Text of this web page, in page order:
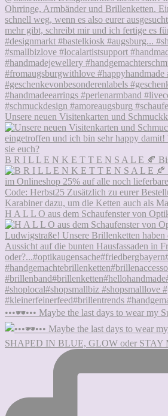
Unsere neuen Visitenkarten und
B R I L L E N K E T T E N S A L E 🍂
H A L L O aus dem Schaufenster von
•••🕶••• Maybe the last days to wear my
SHAPED IN BLUE, GLOW oder STAY